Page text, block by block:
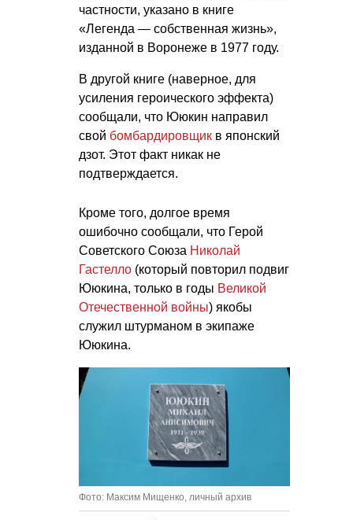
частности, указано в книге
«Легенда — собственная жизнь»,
изданной в Воронеже в 1977 году.
В другой книге (наверное, для
усиления героического эффекта)
сообщали, что Ююкин направил
свой бомбардировщик в японский
дзот. Этот факт никак не
подтверждается.
Кроме того, долгое время
ошибочно сообщали, что Герой
Советского Союза Николай
Гастелло (который повторил подвиг
Ююкина, только в годы Великой
Отечественной войны) якобы
служил штурманом в экипаже
Ююкина.
Фото: Максим Мищенко, личный архив